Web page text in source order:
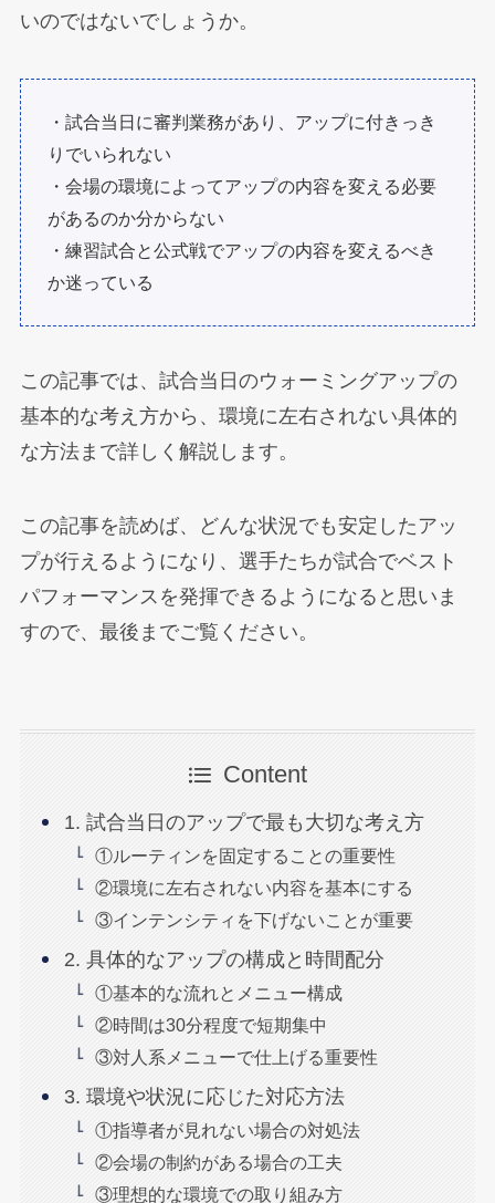
いのではないでしょうか。
・試合当日に審判業務があり、アップに付きっき
りでいられない
・会場の環境によってアップの内容を変える必要
があるのか分からない
・練習試合と公式戦でアップの内容を変えるべき
か迷っている
この記事では、試合当日のウォーミングアップの
基本的な考え方から、環境に左右されない具体的
な方法まで詳しく解説します。
この記事を読めば、どんな状況でも安定したアッ
プが行えるようになり、選手たちが試合でベスト
パフォーマンスを発揮できるようになると思いま
すので、最後までご覧ください。
Content
1. 試合当日のアップで最も大切な考え方
①ルーティンを固定することの重要性
②環境に左右されない内容を基本にする
③インテンシティを下げないことが重要
2. 具体的なアップの構成と時間配分
①基本的な流れとメニュー構成
②時間は30分程度で短期集中
③対人系メニューで仕上げる重要性
3. 環境や状況に応じた対応方法
①指導者が見れない場合の対処法
②会場の制約がある場合の工夫
③理想的な環境での取り組み方